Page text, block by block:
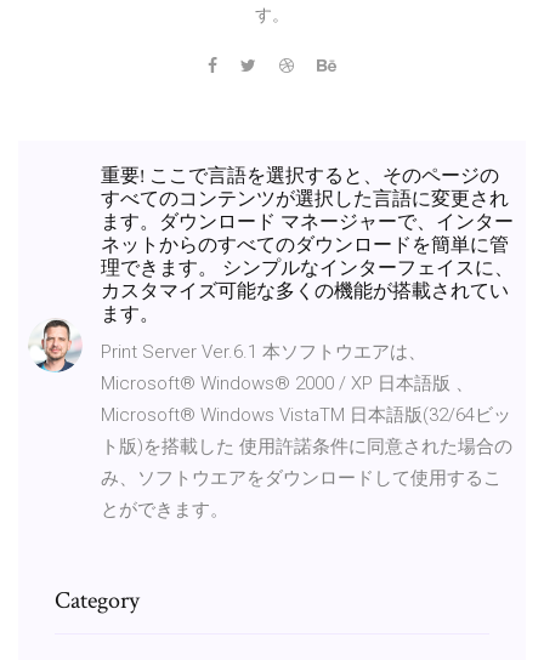
す。
重要! ここで言語を選択すると、そのページの
すべてのコンテンツが選択した言語に変更され
ます。ダウンロード マネージャーで、インター
ネットからのすべてのダウンロードを簡単に管
理できます。 シンプルなインターフェイスに、
カスタマイズ可能な多くの機能が搭載されてい
ます。
Print Server Ver.6.1 本ソフトウエアは、
Microsoft® Windows® 2000 / XP 日本語版 、
Microsoft® Windows VistaTM 日本語版(32/64ビッ
ト版)を搭載した 使用許諾条件に同意された場合の
み、ソフトウエアをダウンロードして使用するこ
とができます。
Category